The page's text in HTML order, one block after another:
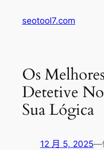
seotool7.com
Os
Detetive
Sua Lógica
12 月 5, 2025—